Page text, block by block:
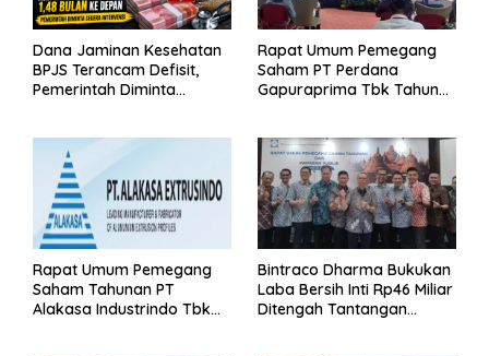
Dana Jaminan Kesehatan
BPJS Terancam Defisit,
Pemerintah Diminta
Rapat Umum Pemegang
Saham PT Perdana
Gapuraprima Tbk Tahun
Rapat Umum Pemegang
Saham Tahunan PT
Alakasa Industrindo Tbk
Bintraco Dharma Bukukan
Laba Bersih Inti Rp46 Miliar
Ditengah Tantangan